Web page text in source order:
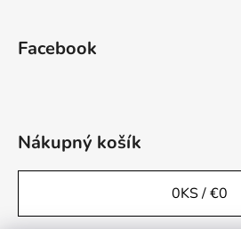
Facebook
Nákupný košík
0KS /€0